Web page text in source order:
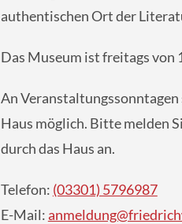
authentischen Ort der
Das Museum ist freitags von
An
Haus möglich. Bitte melden
durch das Haus an.
Telefon: (03301) 5796987
E-Mail: